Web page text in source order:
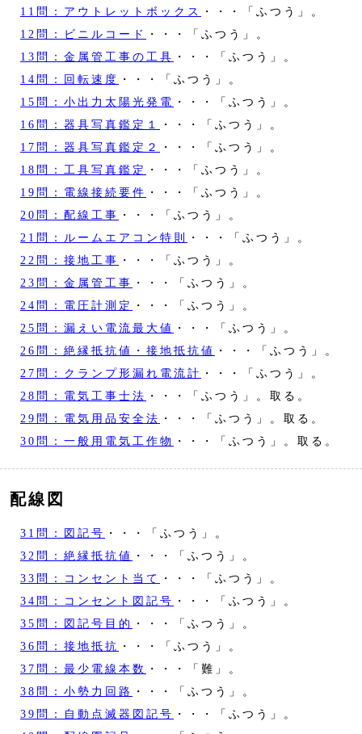
11問：アウトレットボックス
・・・「ふつう」。
12問：ビニルコード
・・・「ふつう」。
13問：金属管工事の工具 ・・・「ふつう」。
14問：回転速度 ・・・「ふつう」。
15問：小出力太陽光発電 ・・・「ふつう」。
16問：器具写真鑑定１
・・・「ふつう」。
17問：器具写真鑑定２
・・・「ふつう」。
18問：工具写真鑑定
・・・「ふつう」。
19問：電線接続要件 ・・・「ふつう」。
20問：配線工事 ・・・「ふつう」。
21問：ルームエアコン特則
・・・「ふつう」。
22問：接地工事 ・・・「ふつう」。
23問：金属管工事 ・・・「ふつう」。
24問：電圧計測定
・・・「ふつう」。
25問：漏えい電流最大値
・・・「ふつう」。
26問：絶縁抵抗値・接地抵抗値
・・・「ふつう」。
27問：クランプ形漏れ電流計 ・・・「ふつう」。
28問：電気工事士法 ・・・「ふつう」。取る。
29問：電気用品安全法 ・・・「ふつう」。取る。
30問：一般用電気工作物
・・・「ふつう」。取る。
配線図
31問：図記号 ・・・「ふつう」。
32問：絶縁抵抗値
・・・「ふつう」。
33問：コンセント当て
・・・「ふつう」。
34問：コンセント図記号 ・・・「ふつう」。
35問：図記号目的
・・・「ふつう」。
36問：接地抵抗 ・・・「ふつう」。
37問：最少電線本数
・・・「難」。
38問：小勢力回路
・・・「ふつう」。
39問：自動点滅器図記号 ・・・「ふつう」。